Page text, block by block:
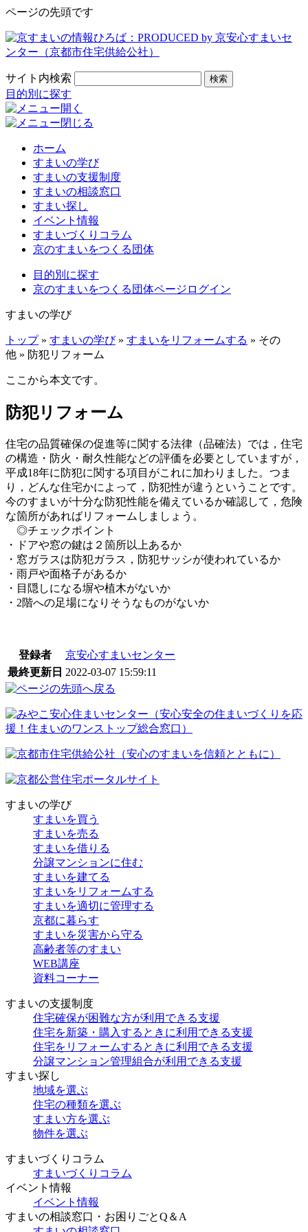
ページの先頭です
サイト内検索 検索
目的別に探す
ホーム
すまいの学び
すまいの支援制度
すまいの相談窓口
すまい探し
イベント情報
すまいづくりコラム
京のすまいをつくる団体
目的別に探す
京のすまいをつくる団体ページログイン
すまいの学び
トップ» すまいの学び» すまいをリフォームする » その
他 » 防犯リフォーム
ここから本文です。
防犯リフォーム
住宅の品質確保の促進等に関する法律（品確法）では，住宅
の構造・防火・耐久性能などの評価を必要としていますが，
平成18年に防犯に関する項目がこれに加わりました。つま
り，どんな住宅かによって，防犯性が違うということです。
今のすまいが十分な防犯性能を備えているか確認して，危険
な箇所があればリフォームしましょう。
◎チェックポイント
・ドアや窓の鍵は２箇所以上あるか
・窓ガラスは防犯ガラス，防犯サッシが使われているか
・雨戸や面格子があるか
・目隠しになる塀や植木がないか
・2階への足場になりそうなものがないか
登録者
京安心すまいセンター
最終更新日 2022-03-07 15:59:11
すまいの学び
すまいを買う
すまいを売る
すまいを借りる
分譲マンションに住む
すまいを建てる
すまいをリフォームする
すまいを適切に管理する
京都に暮らす
すまいを災害から守る
高齢者等のすまい
WEB講座
資料コーナー
すまいの支援制度
住宅確保が困難な方が利用できる支援
住宅を新築・購入するときに利用できる支援
住宅をリフォームするときに利用できる支援
分譲マンション管理組合が利用できる支援
すまい探し
地域を選ぶ
住宅の種類を選ぶ
すまい方を選ぶ
物件を選ぶ
すまいづくりコラム
すまいづくりコラム
イベント情報
イベント情報
すまいの相談窓口・お困りごとQ＆A